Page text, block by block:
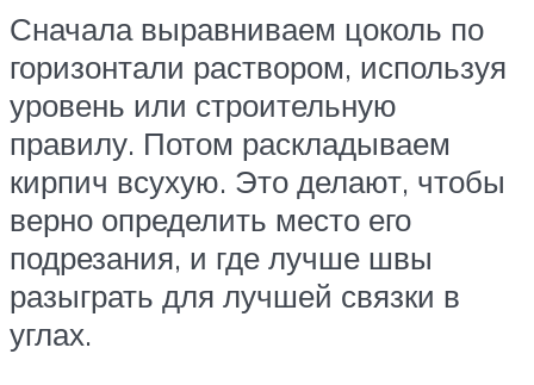
Сначала выравниваем цоколь по
горизонтали раствором, используя
уровень или строительную
правилу. Потом раскладываем
кирпич всухую. Это делают, чтобы
верно определить место его
подрезания, и где лучше швы
разыграть для лучшей связки в
углах.